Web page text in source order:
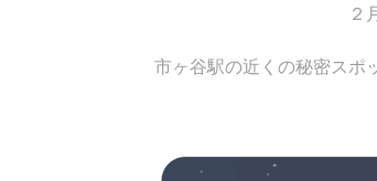
２
市ヶ谷駅の近くの秘密スポ